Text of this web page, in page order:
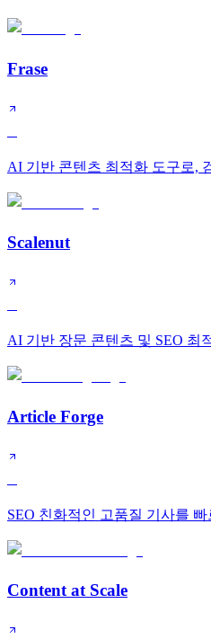
Frase
AI 기반 콘텐츠 최적화 도구로,
Scalenut
AI 기반 장문 콘텐츠 및 SEO 최
Article Forge
SEO 친화적인 고품질 기사를
Content at Scale